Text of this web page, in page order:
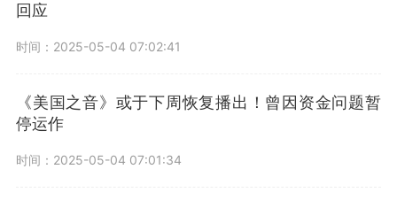
回应
时间：2025-05-04 07:02:41
《美国之音》或于下周恢复播出！曾因资金问题暂
停运作
时间：2025-05-04 07:01:34